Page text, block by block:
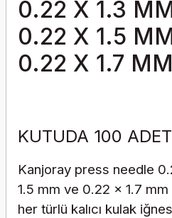
0.22 X 1.3
0.22 X 1.5
0.22 X 1.7 MM
KUTUDA 100 ADET
Kanjoray press needle
1.5 mm ve 0.22 x 1.7
her türlü kalıcı kulak